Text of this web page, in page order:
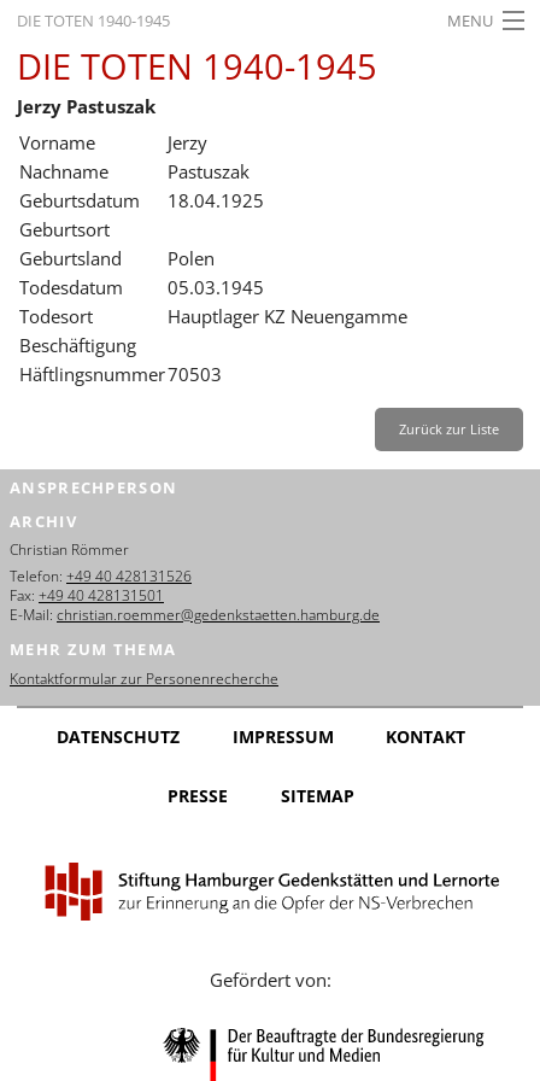
DIE TOTEN 1940-1945 MENU
STARTSEITE
AKTUELLES
AUSSTELLUNGEN
GESCHICHTE
BILDUNG
FORSCHUNG
SERVICE
Français
Dansk
Español
Nederlands
Português
Русский
Leichte Sprache
DIE TOTEN 1940-1945
Jerzy Pastuszak
Vorname
Jerzy
Nachname
Pastuszak
Geburtsdatum
18.04.1925
Geburtsort
Geburtsland
Polen
Todesdatum
05.03.1945
Todesort
Hauptlager KZ Neuengamme
Beschäftigung
Häftlingsnummer70503
Zurück zur Liste
ANSPRECHPERSON
ARCHIV
Christian Römmer
Telefon: +49 40 428131526
Fax: +49 40 428131501
E-Mail: christian.roemmer@gedenkstaetten.hamburg.de
MEHR ZUM THEMA
Kontaktformular zur Personenrecherche
DATENSCHUTZ IMPRESSUM KONTAKT
PRESSE SITEMAP
Gefördert von: